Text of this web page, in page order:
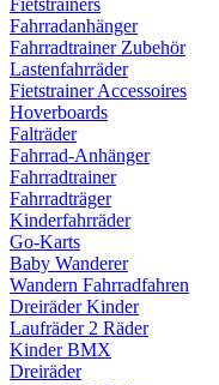
Fietstrainers
Fahrradanhänger
Fahrradtrainer Zubehör
Lastenfahrräder
Fietstrainer Accessoires
Hoverboards
Falträder
Fahrrad-Anhänger
Fahrradtrainer
Fahrradträger
Kinderfahrräder
Go-Karts
Baby Wanderer
Wandern Fahrradfahren
Dreiräder Kinder
Laufräder 2 Räder
Kinder BMX
Dreiräder